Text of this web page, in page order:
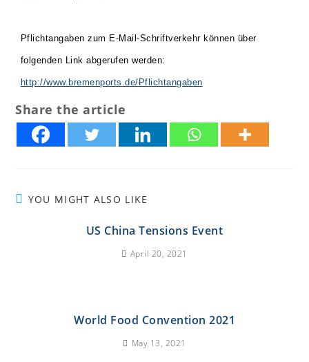
Pflichtangaben zum E-Mail-Schriftverkehr können über
folgenden Link abgerufen werden:
http://www.bremenports.de/Pflichtangaben
Share the article
YOU MIGHT ALSO LIKE
US China Tensions Event
April 20, 2021
World Food Convention 2021
May 13, 2021